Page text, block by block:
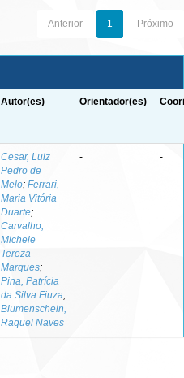
Anterior 1 Próximo
Autor(es) Orientador(es)
Cesar, Luiz
Pedro de
Melo; Ferrari,
Maria Vitória
Duarte;
Carvalho,
Michele
Tereza
Marques;
Pina, Patrícia
da Silva Fiuza;
Blumenschein,
Raquel Naves
- -